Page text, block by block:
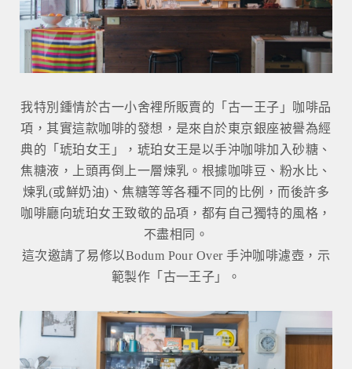
我特別鍾情於古一小舍裡所販賣的「古一王子」咖啡品
項，其實這款咖啡的發想，是來自於東京銀座被譽為經
典的「琥珀女王」，琥珀女王是以手沖咖啡加入砂糖、
焦糖液，上頭再倒上一層煉乳。根據咖啡豆、粉水比、
煉乳(或鮮奶油)、焦糖等等各種不同的比例，而後許多
咖啡廳向琥珀女王致敬的品項，都有自己獨特的風格，
不盡相同。
這次邀請了易修以Bodum Pour Over 手沖咖啡濾壺，示
範製作「古一王子」。